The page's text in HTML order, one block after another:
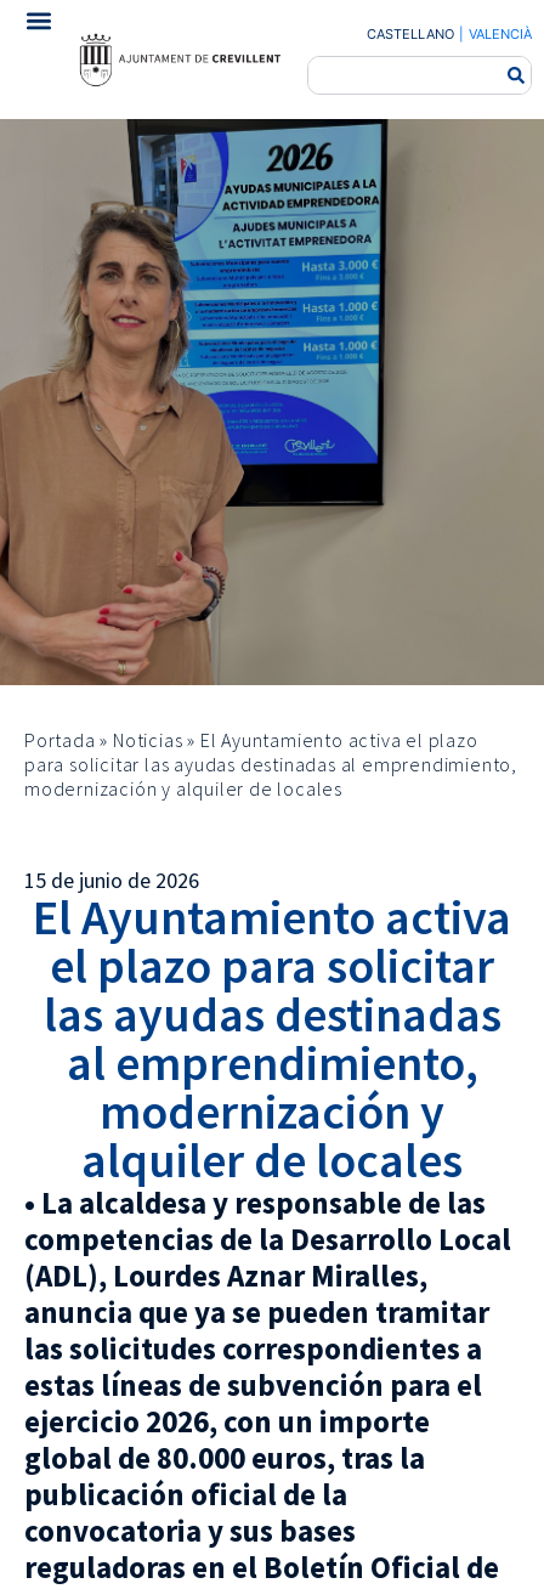
CASTELLANO VALENCIÀ
Portada » Noticias » El Ayuntamiento activa el plazo
para solicitar las ayudas destinadas al emprendimiento,
modernización y alquiler de locales
15 de junio de 2026
El Ayuntamiento activa
el plazo para solicitar
las ayudas destinadas
al emprendimiento,
modernización y
alquiler de locales
• La alcaldesa y responsable de las
competencias de la Desarrollo Local
(ADL), Lourdes Aznar Miralles,
anuncia que ya se pueden tramitar
las solicitudes correspondientes a
estas líneas de subvención para el
ejercicio 2026, con un importe
global de 80.000 euros, tras la
publicación oficial de la
convocatoria y sus bases
reguladoras en el Boletín Oficial de